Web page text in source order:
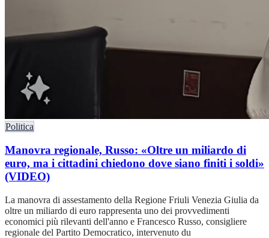
Politica
Manovra regionale, Russo: «Oltre un miliardo di
euro, ma i cittadini chiedono dove siano finiti i soldi»
(VIDEO)
La manovra di assestamento della Regione Friuli Venezia Giulia da
oltre un miliardo di euro rappresenta uno dei provvedimenti
economici più rilevanti dell'anno e Francesco Russo, consigliere
regionale del Partito Democratico, intervenuto du